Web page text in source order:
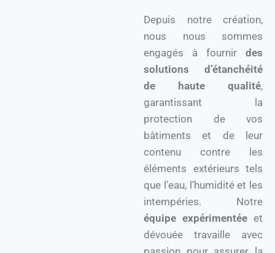
Depuis notre création,
nous nous sommes
engagés à fournir des
solutions d’étanchéité
de haute qualité,
garantissant la
protection de vos
bâtiments et de leur
contenu contre les
éléments extérieurs tels
que l’eau, l’humidité et les
intempéries. Notre
équipe expérimentée et
dévouée travaille avec